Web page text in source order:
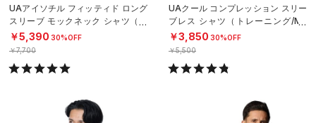
UAアイソチル フィッティド ロング
スリーブ モックネック シャツ（ゴ
ルフ/MEN）
￥5,390 30%OFF
￥7,700
UAクール コンプレッション スリー
ブレス シャツ（トレーニング/ME
N）
￥3,850 30%OFF
￥5,500